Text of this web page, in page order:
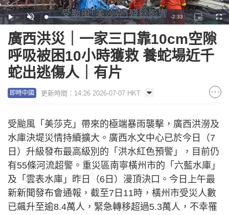
Play Unmute Loaded:
20.66%
Remaining
-2:33
Picture-
in-
廣西洪災｜一家三口靠10cm空隙
呼吸被困10小時獲救 養蛇場近千
蛇出逃傷人｜有片
即時中國 更新時間：14:26 2026-07-07 HKT
受颱風「美莎克」帶來的極端暴雨襲擊，廣西洪澇及
水庫決堤災情持續擴大。廣西水文中心已於今日（7
日）升級發布最高級別的「洪水紅色預警」，目前仍
有55條河流超警。重災區南寧橫州市的「六藍水庫」
及「雲表水庫」昨日（6日）漫頂決口。今日上午最
新新聞發布會通報，截至7日11時，橫州市受災人數
已飆升至逾8.4萬人，緊急轉移超過5.3萬人，不幸罹